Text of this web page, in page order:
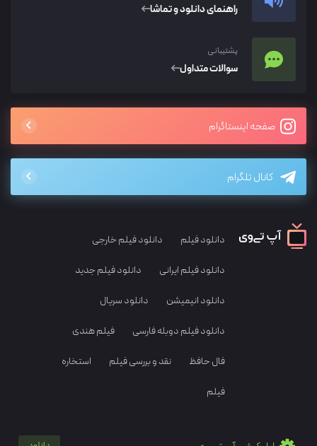
راهنمای دانلود و تماشا
پشتیبانی
سوالات متداول
صفحه اینستاگرام
کانال تلگرام
دانلود فیلم دانلود فیلم خارجی
دانلود فیلم ایرانی دانلود فیلم جدید
دانلود انیمیشن دانلود سریال
دانلود فیلم دوبله فارسی فیلم هندی
فال حافظ نقد و بررسی فیلم استخاره
فیلم